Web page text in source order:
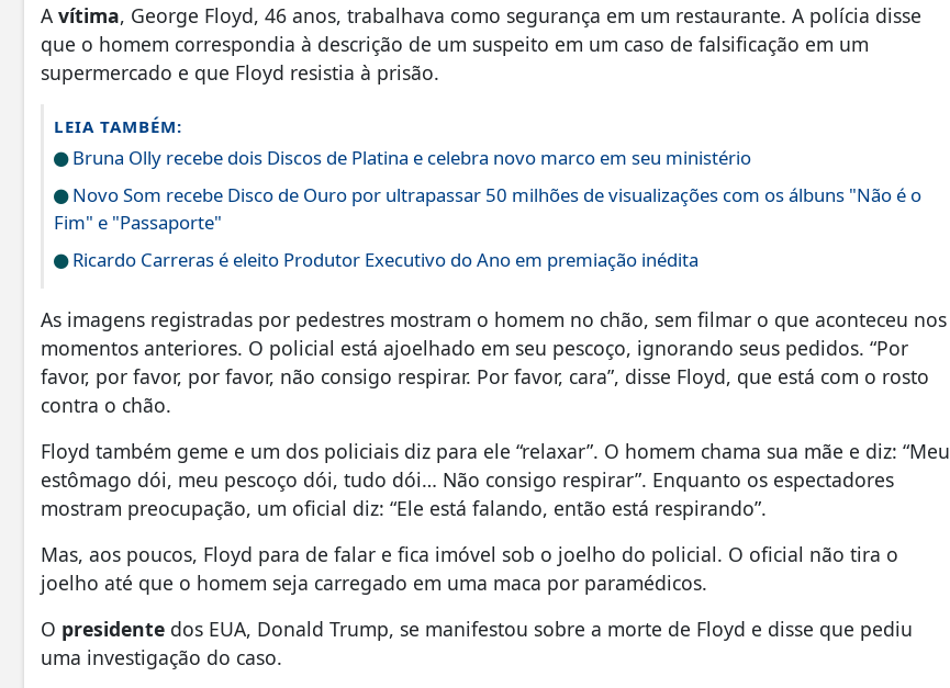
A vítima, George Floyd, 46 anos, trabalhava como segurança em um restaurante. A polícia disse
que o homem correspondia à descrição de um suspeito em um caso de falsificação em um
supermercado e que Floyd resistia à prisão.
LEIA TAMBÉM:
Bruna Olly recebe dois Discos de Platina e celebra novo marco em seu ministério
Novo Som recebe Disco de Ouro por ultrapassar 50 milhões de visualizações com os álbuns "Não é o
Fim" e "Passaporte"
Ricardo Carreras é eleito Produtor Executivo do Ano em premiação inédita
As imagens registradas por pedestres mostram o homem no chão, sem filmar o que aconteceu nos
momentos anteriores. O policial está ajoelhado em seu pescoço, ignorando seus pedidos. “Por
favor, por favor, por favor, não consigo respirar. Por favor, cara”, disse Floyd, que está com o rosto
contra o chão.
Floyd também geme e um dos policiais diz para ele “relaxar”. O homem chama sua mãe e diz: “Meu
estômago dói, meu pescoço dói, tudo dói… Não consigo respirar”. Enquanto os espectadores
mostram preocupação, um oficial diz: “Ele está falando, então está respirando”.
Mas, aos poucos, Floyd para de falar e fica imóvel sob o joelho do policial. O oficial não tira o
joelho até que o homem seja carregado em uma maca por paramédicos.
O presidente dos EUA, Donald Trump, se manifestou sobre a morte de Floyd e disse que pediu
uma investigação do caso.